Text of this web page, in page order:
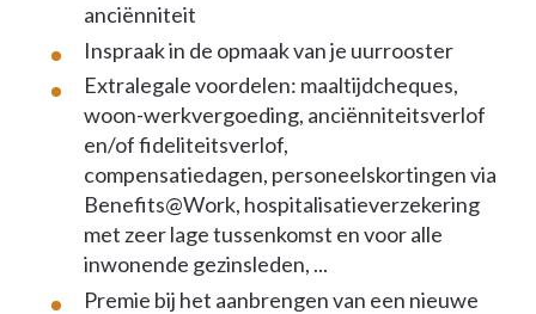
anciënniteit
Inspraak in de opmaak van je uurrooster
Extralegale voordelen: maaltijdcheques,
woon-werkvergoeding, anciënniteitsverlof
en/of fideliteitsverlof,
compensatiedagen, personeelskortingen via
Benefits@Work, hospitalisatieverzekering
met zeer lage tussenkomst en voor alle
inwonende gezinsleden, ...
Premie bij het aanbrengen van een nieuwe